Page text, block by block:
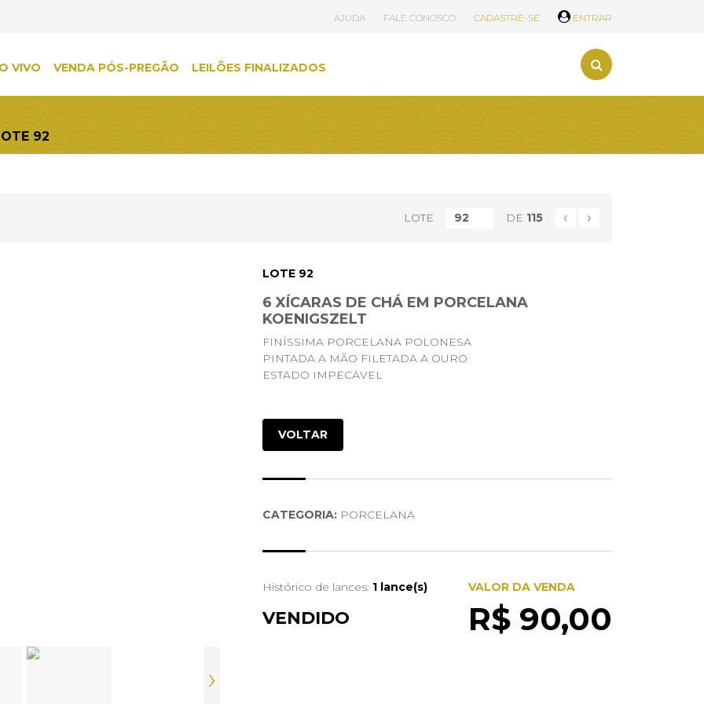
AJUDA FALE CONOSCO CADASTRE-SE ENTRAR
VIVO VENDA PÓS-PREGÃO LEILÕES FINALIZADOS
92
LOTE DE 115 ‹ ›
›
LOTE 92
6 XÍCARAS DE CHÁ EM PORCELANA
KOENIGSZELT
FINÍSSIMA PORCELANA POLONESA
PINTADA A MÃO FILETADA A OURO
ESTADO IMPECÁVEL
VOLTAR
CATEGORIA: PORCELANA
Histórico de lances: 1 lance(s)
VENDIDO
VALOR DA VENDA
R$ 90,00